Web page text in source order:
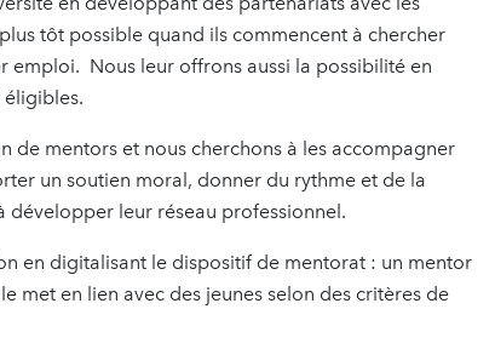
tôt possible quand ils commencent à chercher
emploi. Nous leur offrons aussi la possibilité en
éligibles.
de mentors et nous cherchons à les accompagner
un soutien moral, donner du rythme et de la
développer leur réseau professionnel.
en digitalisant le dispositif de mentorat : un mentor
met en lien avec des jeunes selon des critères de